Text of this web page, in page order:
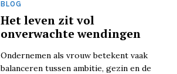
BLOG
Het leven zit vol
onverwachte wendingen
Ondernemen als vrouw betekent vaak
balanceren tussen ambitie, gezin en de